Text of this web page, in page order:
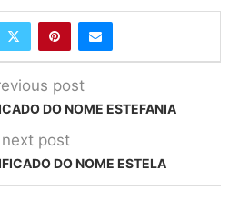
post
DO NOME ESTEFANIA
next post
DO NOME ESTELA